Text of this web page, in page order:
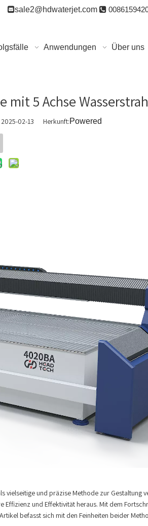
sale2@hdwaterjet.com 
Anwendungen Über uns
mit 5 Achse
02-13 Herkunft:Powered
vielseitige und präzise Methode zur Gestaltung
Effizienz und Effektivität heraus. Mit dem
befasst sich mit den Feinheiten beider